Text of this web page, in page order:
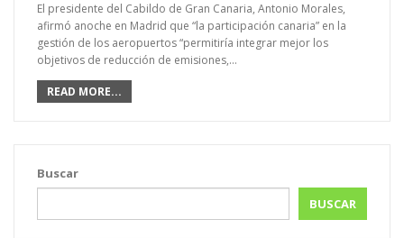
El presidente del Cabildo de Gran Canaria, Antonio Morales,
afirmó anoche en Madrid que “la participación canaria” en la
gestión de los aeropuertos “permitiría integrar mejor los
objetivos de reducción de emisiones,…
READ MORE...
Buscar
BUSCAR